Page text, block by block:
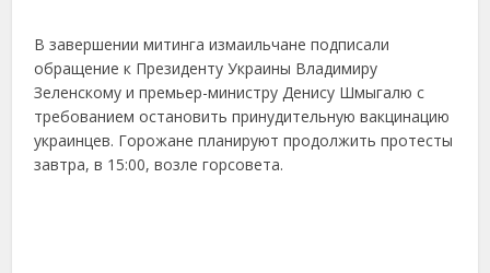
В завершении митинга измаильчане подписали
обращение к Президенту Украины Владимиру
Зеленскому и премьер-министру Денису Шмыгалю с
требованием остановить принудительную вакцинацию
украинцев. Горожане планируют продолжить протесты
завтра, в 15:00, возле горсовета.